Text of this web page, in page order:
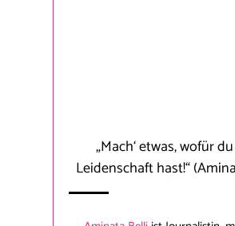
„Mach‘ etwas, wofür
Leidenschaft hast!“